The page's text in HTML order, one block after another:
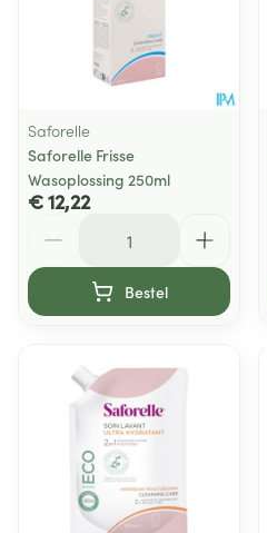
Saforelle
Saforelle Frisse
Wasoplossing 250ml
€ 12,22
Bestel